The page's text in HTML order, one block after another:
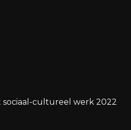
cultureel werk 2022